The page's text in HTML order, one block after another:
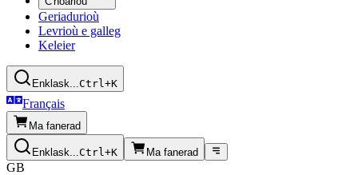
Geriadurioù
Levrioù e galleg
Keleier
Enklask...Ctrl+K
Français
Ma fanerad
Enklask...Ctrl+K Ma fanerad
GB